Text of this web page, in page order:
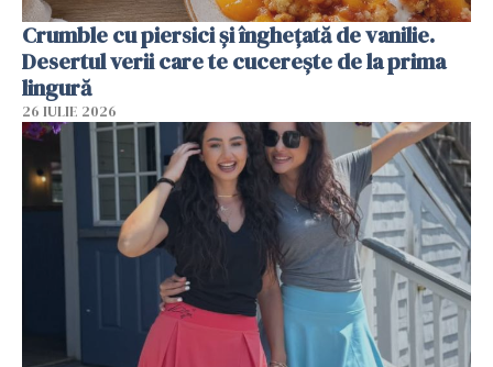
Crumble cu piersici și înghețată de vanilie.
Desertul verii care te cucerește de la prima
lingură
26 IULIE 2026